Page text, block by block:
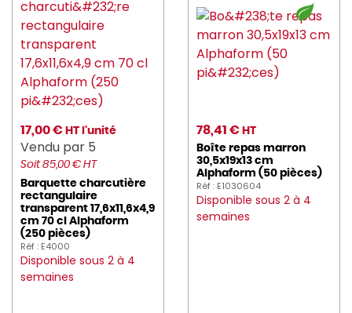
17,00 € HT l'unité
Vendu par 5
Soit 85,00 € HT
Barquette charcutière
rectangulaire
transparent 17,6x11,6x4,9
cm 70 cl Alphaform
(250 pièces)
Réf : E4000
Disponible sous 2 à 4
semaines
78,41 € HT
Boîte repas marron
30,5x19x13 cm
Alphaform (50 pièces)
Réf : E1030604
Disponible sous 2 à 4
semaines